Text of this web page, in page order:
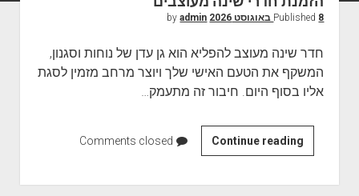
יצירת קשר
Published 8 באוגוסט 2026 admin
חדר שינה מעוצב להפליא הוא גן עדן של נוחות וסגנון,
המשקף את הטעם האישי שלך ויוצר מרחב מזמין לסגת
אליו בסוף היום. חיבור זה מתעמק…
Continue reading
ז